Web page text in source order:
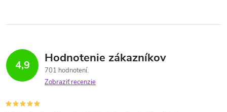
4,9 Hodnotenie zákazníkov
701 hodnotení
Zobraziť recenzie